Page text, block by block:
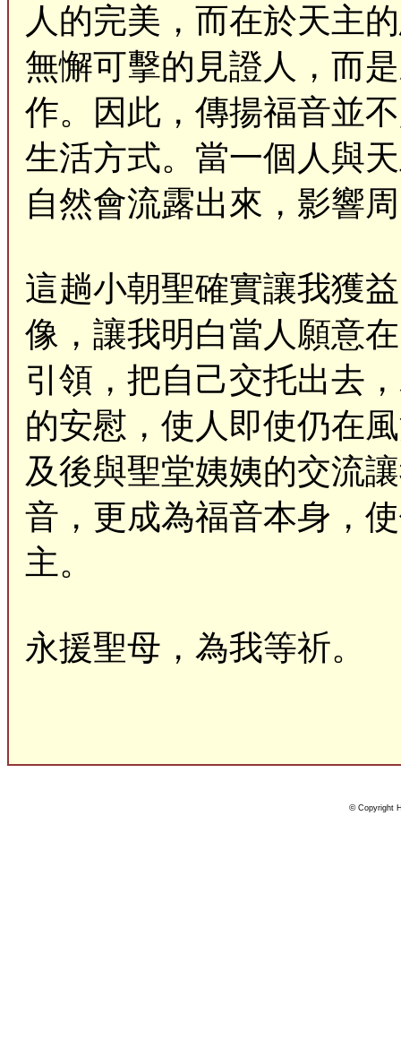
人的完美，而在於天主
無懈可擊的見證人，而
作。因此，傳揚福音並
生活方式。當一個人與
自然會流露出來，影響
這趟小朝聖確實讓我獲
像，讓我明白當人願意
引領，把自己交托出去
的安慰，使人即使仍在
及後與聖堂姨姨的交流
音，更成為福音本身，
主。
永援聖母，為我等祈。
©Copyright